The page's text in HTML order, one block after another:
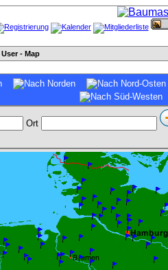
User - Map
Ort